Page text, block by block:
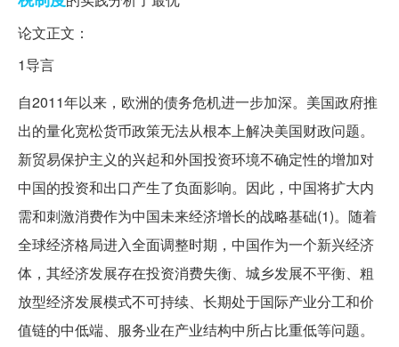
论文正文：
1导言
自2011年以来，欧洲的债务危机进一步加深。美国政府推
出的量化宽松货币政策无法从根本上解决美国财政问题。
新贸易保护主义的兴起和外国投资环境不确定性的增加对
中国的投资和出口产生了负面影响。因此，中国将扩大内
需和刺激消费作为中国未来经济增长的战略基础(1)。随着
全球经济格局进入全面调整时期，中国作为一个新兴经济
体，其经济发展存在投资消费失衡、城乡发展不平衡、粗
放型经济发展模式不可持续、长期处于国际产业分工和价
值链的中低端、服务业在产业结构中所占比重低等问题。